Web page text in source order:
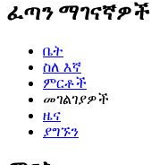
ፈጣን ማገናኛዎች
ቤት
ስለ እኛ
ምርቶች
መገልገያዎች
ዜና
ያግኙን